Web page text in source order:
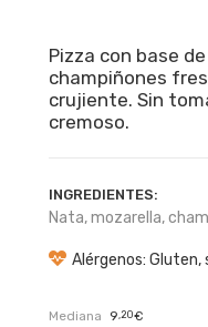
Pizza con base
champiñones
crujiente. Sin
cremoso.
INGREDIENTES:
Nata, mozarella,
Alérgenos: Gluten,
Mediana 9 ,20€